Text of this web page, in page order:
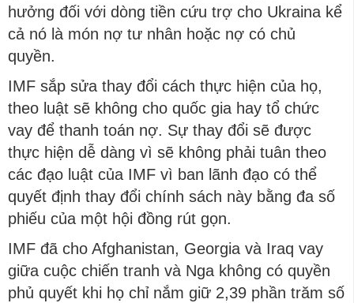
hưởng đối với dòng tiền cứu trợ cho Ukraina kể
cả nó là món nợ tư nhân hoặc nợ có chủ
quyền.
IMF sắp sửa thay đổi cách thực hiện của họ,
theo luật sẽ không cho quốc gia hay tổ chức
vay để thanh toán nợ. Sự thay đổi sẽ được
thực hiện dễ dàng vì sẽ không phải tuân theo
các đạo luật của IMF vì ban lãnh đạo có thể
quyết định thay đổi chính sách này bằng đa số
phiếu của một hội đồng rút gọn.
IMF đã cho Afghanistan, Georgia và Iraq vay
giữa cuộc chiến tranh và Nga không có quyền
phủ quyết khi họ chỉ nắm giữ 2,39 phần trăm số